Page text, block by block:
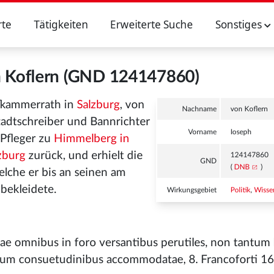
Tätigkeiten Erweiterte Suche Sonstiges
Koflern (GND 124147860)
Nachname von Koflern
Vorname Ioseph
GND
124147860
( DNB )
Wirkungsgebiet Politik,
in Salzburg, von
und Bannrichter
zu Himmelberg in
zurück, und erhielt die
er bis an seinen am
omnibus in foro versantibus perutiles, non tantum
consuetudinibus accommodatae, 8. Francoforti